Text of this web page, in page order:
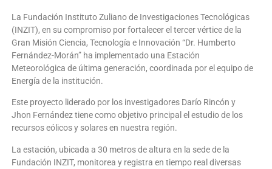
La Fundación Instituto Zuliano de Investigaciones Tecnológicas
(INZIT), en su compromiso por fortalecer el tercer vértice de la
Gran Misión Ciencia, Tecnología e Innovación “Dr. Humberto
Fernández-Morán” ha implementado una Estación
Meteorológica de última generación, coordinada por el equipo de
Energía de la institución.
Este proyecto liderado por los investigadores Darío Rincón y
Jhon Fernández tiene como objetivo principal el estudio de los
recursos eólicos y solares en nuestra región.
La estación, ubicada a 30 metros de altura en la sede de la
Fundación INZIT, monitorea y registra en tiempo real diversas